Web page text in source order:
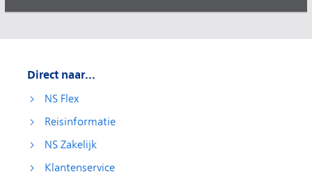
Direct naar...
NS Flex
Reisinformatie
NS Zakelijk
Klantenservice